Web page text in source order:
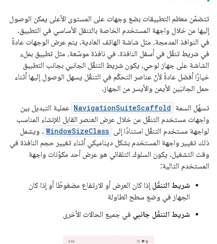
تتضمّن معظم التطبيقات بضع وجهات على المستوى الأعلى يمكن الوصول
إليها من خلال واجهة المستخدم الخاصة بالتنقل الأساسي في التطبيق.
في النوافذ المدمجة، مثل شاشة الهاتف العادية، يتم عرض الوجهات عادةً
في شريط تنقّل في أسفل النافذة. في نافذة موسّعة، مثل تطبيق بملء
الشاشة على جهاز لوحي، يكون شريط التنقّل الجانبي بجانب التطبيق
خيارًا أفضل عادةً لأنّ عناصر التحكّم في التنقّل يسهل الوصول إليها أثناء
حمل الجانبَين الأيمن والأيسر من الجهاز.
تسهّل السمة NavigationSuiteScaffold عملية التبديل بين
واجهات مستخدم التنقّل من خلال عرض العنصر القابل للإنشاء المناسب
لواجهة مستخدم التنقّل استنادًا إلى WindowSizeClass . ويشمل
ذلك تغيير واجهة المستخدم بشكل ديناميكي أثناء تغيير حجم النافذة في
وقت التشغيل. يكون السلوك التلقائي هو عرض أحد مكوّنات واجهة
المستخدم التالية:
شريط التنقّل إذا كان العرض أو الارتفاع مضغوطًا أو إذا كان
الجهاز في وضع سطح الطاولة
شريط التنقّل جانبي في جميع الحالات الأخرى